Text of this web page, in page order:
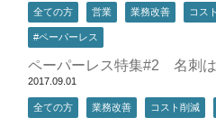
全ての方 営業 業務改善 コス
#ペーパーレス
ペーパーレス特集#2 名刺
2017.09.01
全ての方 業務改善 コスト削減